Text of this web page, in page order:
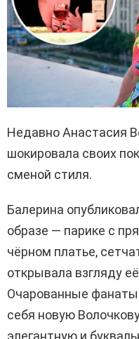
Недавно Анастасия
шокировала своих
сменой стиля.
Балерина
образе — парике с
чёрном платье,
открывала взгляду
Очарованные фанаты
себя новую
элегантную и